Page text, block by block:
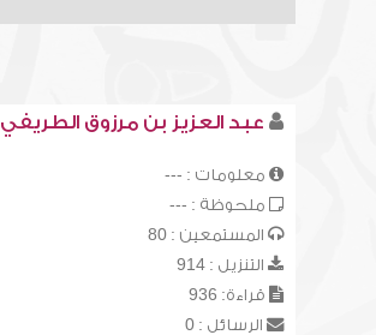
عبد العزيز بن مرزوق الطريفي
معلومات : ---
ملحوظة : ---
المستمعين : 80
التنزيل : 914
قراءة: 936
الرسائل : 0